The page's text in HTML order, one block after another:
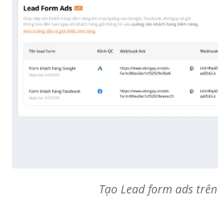
Tạo Lead form ads